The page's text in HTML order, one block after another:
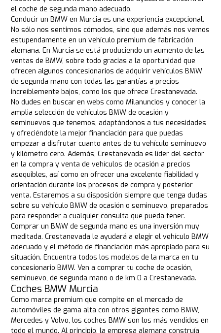
el coche de segunda mano adecuado.
Conducir un BMW en Murcia es una experiencia excepcional.
No sólo nos sentimos cómodos, sino que además nos vemos
estupendamente en un vehículo premium de fabricación
alemana. En Murcia se está produciendo un aumento de las
ventas de BMW, sobre todo gracias a la oportunidad que
ofrecen algunos concesionarios de adquirir vehículos BMW
de segunda mano con todas las garantías a precios
increíblemente bajos, como los que ofrece Crestanevada.
No dudes en buscar en webs como Milanuncios y conocer la
amplia selección de vehículos BMW de ocasión y
seminuevos que tenemos, adaptándonos a tus necesidades
y ofreciéndote la mejor financiación para que puedas
empezar a disfrutar cuanto antes de tu vehículo seminuevo
y kilómetro cero. Además, Crestanevada es líder del sector
en la compra y venta de vehículos de ocasión a precios
asequibles, así como en ofrecer una excelente fiabilidad y
orientación durante los procesos de compra y posterior
venta. Estaremos a su disposición siempre que tenga dudas
sobre su vehículo BMW de ocasión o seminuevo, preparados
para responder a cualquier consulta que pueda tener.
Comprar un BMW de segunda mano es una inversión muy
meditada. Crestanevada le ayudará a elegir el vehículo BMW
adecuado y el método de financiación más apropiado para su
situación. Encuentra todos los modelos de la marca en tu
concesionario BMW. Ven a comprar tu coche de ocasión,
seminuevo, de segunda mano o de km 0 a Crestanevada.
Coches BMW Murcia
Como marca premium que compite en el mercado de
automóviles de gama alta con otros gigantes como BMW,
Mercedes y Volvo, los coches BMW son los más vendidos en
todo el mundo. Al principio, la empresa alemana construía